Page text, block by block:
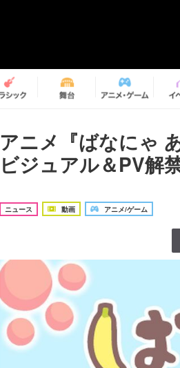
アニメ『ばなにゃ
ビジュアル＆PV解
ニュース 動画 アニメ/ゲーム